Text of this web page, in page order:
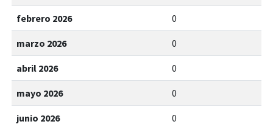
febrero 2026 0
marzo 2026 0
abril 2026 0
mayo 2026 0
junio 2026 0